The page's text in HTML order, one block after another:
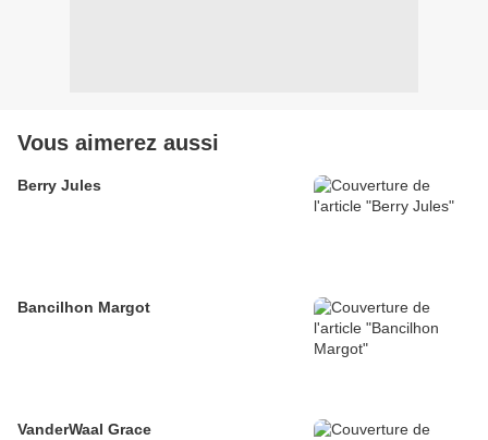
Vous aimerez aussi
Berry Jules
Bancilhon Margot
VanderWaal Grace